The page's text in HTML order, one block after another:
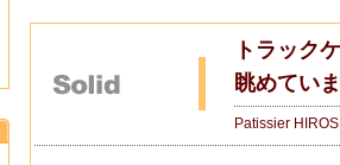
トラック
眺めてい
Patissier